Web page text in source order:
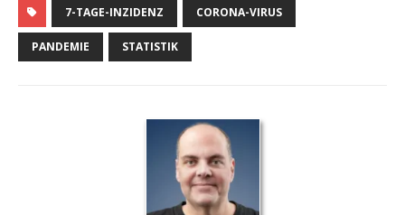
7-TAGE-INZIDENZ CORONA-VIRUS
PANDEMIE STATISTIK